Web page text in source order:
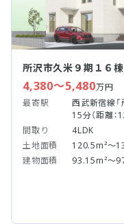
所沢市久米９期１６棟
4,380～5,480万円
最寄駅
西武新宿線「
15分（距離：
間取り
4LDK
土地面積
120.5m²～
建物面積
93.15m²～